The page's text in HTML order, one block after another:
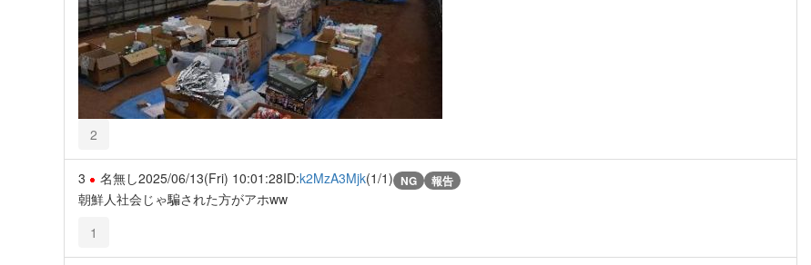
2
3 名無し2025/06/13(Fri) 10:01:28ID:k2MzA3Mjk(1/1) NG 報告
朝鮮人社会じゃ騙された方がアホww
1